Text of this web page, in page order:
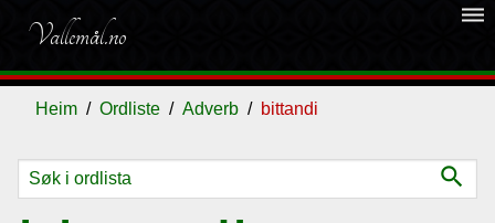
Vallemål.no
dehaze
Heim Ordliste Adverb bittandi
search
Ordliste